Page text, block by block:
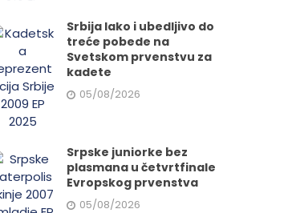
Srbija lako i ubedljivo do
treće pobede na
Svetskom prvenstvu za
kadete
05/08/2026
Srpske juniorke bez
plasmana u četvrtfinale
Evropskog prvenstva
05/08/2026